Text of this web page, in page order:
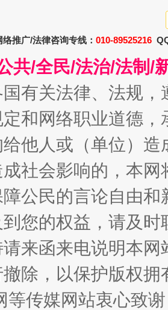
生生不息
”的免责幌子
推广/法律咨询专线： 010-89525216
共/全民/法治/法制/
有关法律、法规
和网络职业道德
他人或（单位）
社会影响的，本
障公民的言论自由
您的权益，请及
来函来电说明本
除，以保护版权
等传媒网站衷心致